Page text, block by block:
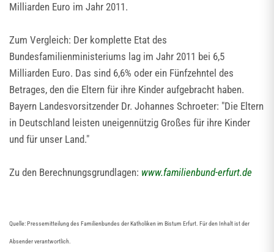
Milliarden Euro im Jahr 2011.
Zum Vergleich: Der komplette Etat des
Bundesfamilienministeriums lag im Jahr 2011 bei 6,5
Milliarden Euro. Das sind 6,6% oder ein Fünfzehntel des
Betrages, den die Eltern für ihre Kinder aufgebracht haben.
Bayern Landesvorsitzender Dr. Johannes Schroeter: "Die Eltern
in Deutschland leisten uneigennützig Großes für ihre Kinder
und für unser Land."
Zu den Berechnungsgrundlagen: www.familienbund-erfurt.de
Quelle: Pressemitteilung des Familienbundes der Katholiken im Bistum Erfurt. Für den Inhalt ist der
Absender verantwortlich.